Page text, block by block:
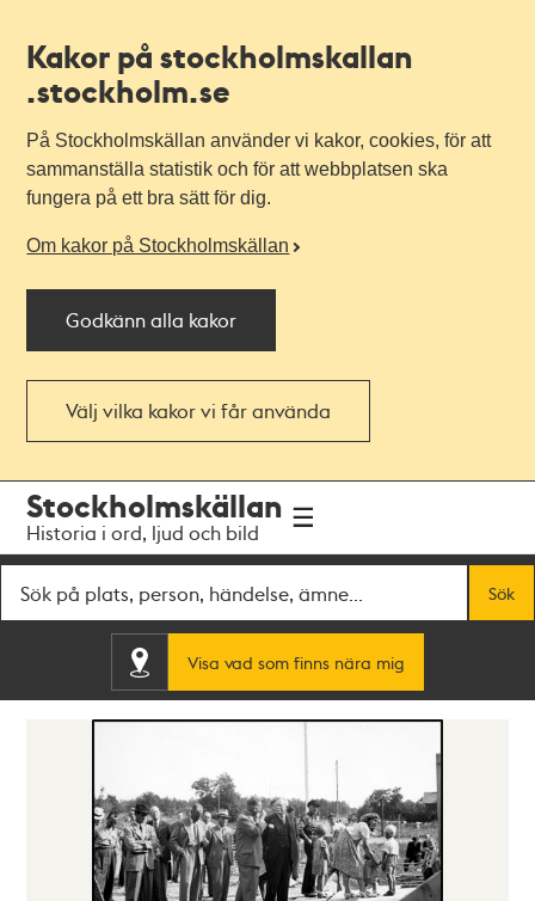
Kakor på stockholmskallan
.stockholm.se
På Stockholmskällan använder vi kakor, cookies, för att
sammanställa statistik och för att webbplatsen ska
fungera på ett bra sätt för dig.
Om kakor på Stockholmskällan
Godkänn alla kakor
Välj vilka kakor vi får använda
navigationen
huvudinnehållet
Stockholmskällan
Historia i ord, ljud och bild
Sök
Visa vad som finns nära mig